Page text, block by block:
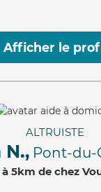
Afficher le
ALTRUISTE
Pont-du-
à 5km de chez